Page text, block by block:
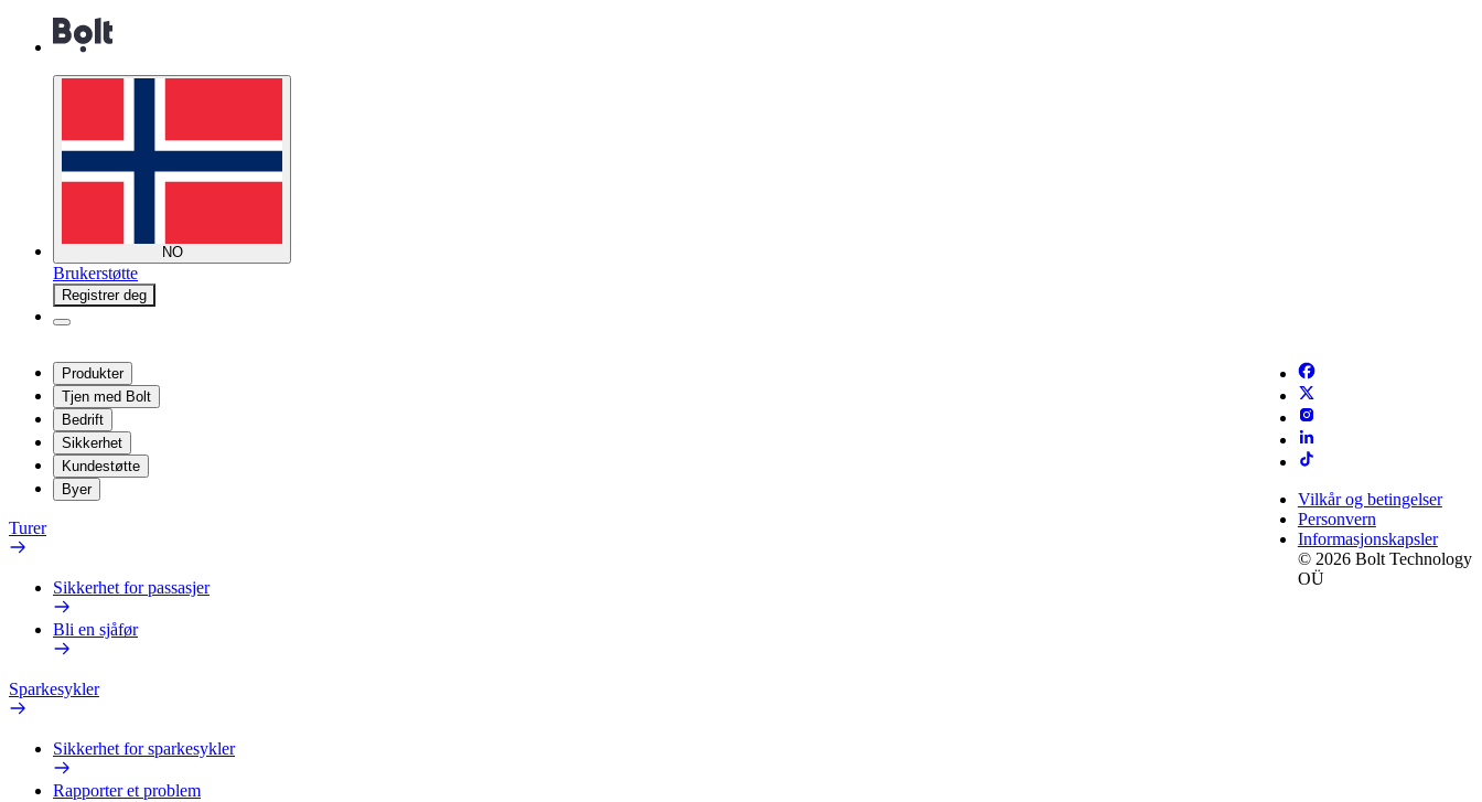
NO
Brukerstøtte
Registrer deg
Produkter
Tjen med Bolt
Bedrift
Sikkerhet
Kundestøtte
Byer
Turer
Sikkerhet for passasjer
Bli en sjåfør
Sparkesykler
Sikkerhet for sparkesykler
Rapporter et problem
Vilkår og betingelser
Personvern
Informasjonskapsler
© 2026 Bolt Technology
OÜ